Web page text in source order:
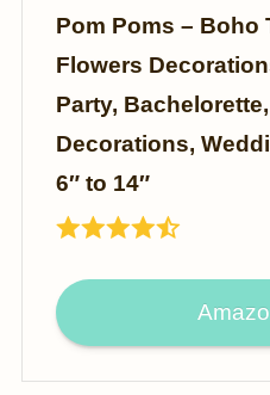
Pom Poms – Boho
Flowers
Party,
Decorations,
6″ to 14″